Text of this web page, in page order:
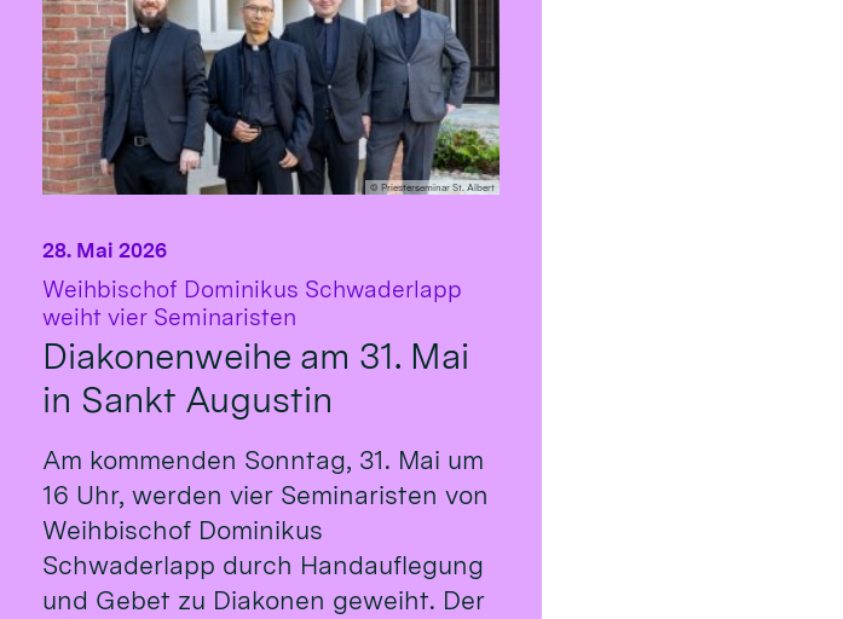
© Priesterseminar St. Albert
Weihbischof Dominikus Schwaderlapp
weiht vier Seminaristen
Diakonenweihe am 31. Mai
in Sankt Augustin
28. Mai 2026
Am kommenden Sonntag, 31. Mai um
16 Uhr, werden vier Seminaristen von
Weihbischof Dominikus
Schwaderlapp durch Handauflegung
und Gebet zu Diakonen geweiht. Der